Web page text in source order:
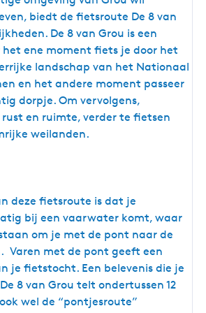
biedt de fietsroute De 8 van
De 8 van Grou is een
ene moment fiets je door het
landschap van het Nationaal
en het andere moment passeer
dorpje. Om vervolgens,
en ruimte, verder te fietsen
weilanden.
deze fietsroute is dat je
bij een vaarwater komt, waar
om je met de pont naar de
Varen met de pont geeft een
je fietstocht. Een belevenis die je
8 van Grou telt ondertussen 12
wel de “pontjesroute”